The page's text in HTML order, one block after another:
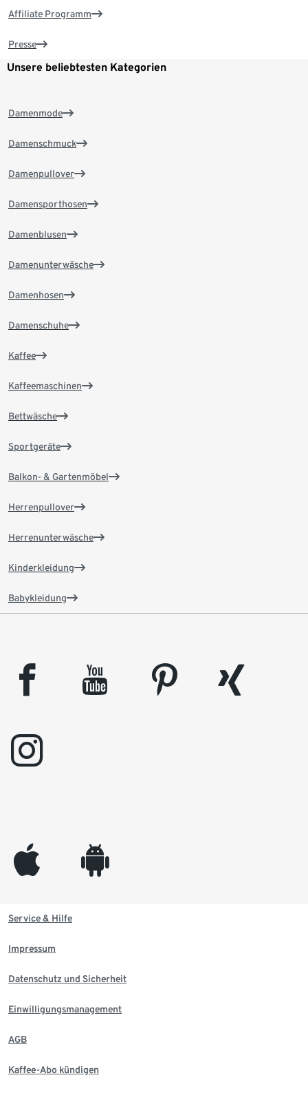
Affiliate Programm
Presse
Unsere beliebtesten Kategorien
Damenmode
Damenschmuck
Damenpullover
Damensporthosen
Damenblusen
Damenunterwäsche
Damenhosen
Damenschuhe
Kaffee
Kaffeemaschinen
Bettwäsche
Sportgeräte
Balkon- & Gartenmöbel
Herrenpullover
Herrenunterwäsche
Kinderkleidung
Babykleidung
facebook youtube pinterest
xing
instagram
appleinc android
Service & Hilfe
Impressum
Datenschutz und Sicherheit
Einwilligungsmanagement
AGB
Kaffee-Abo kündigen